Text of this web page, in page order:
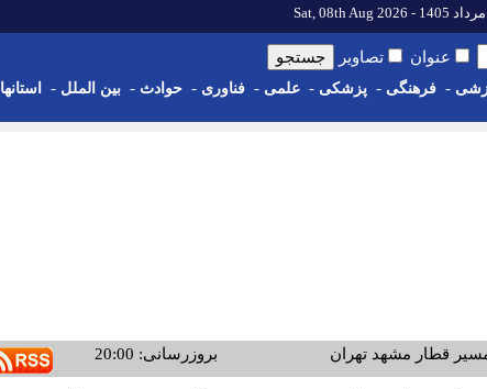
عنوان
تصاویر
-فرهنگی -پزشکی -علمی -فناوری -حوادث -بین الملل - استانها
قطار مشهد تهران بروزرسانی: 20:00